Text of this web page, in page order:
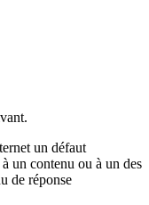
un défaut
un contenu ou à un des
de réponse